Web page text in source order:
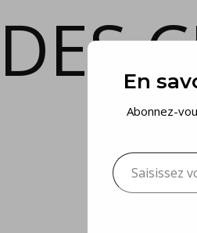
DESEn
Abonnez-
Saisissez